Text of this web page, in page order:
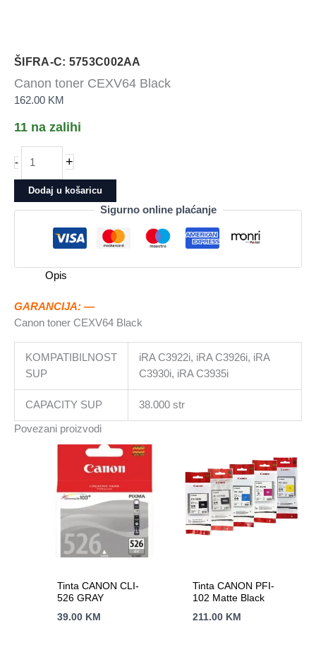
ŠIFRA-C: 5753C002AA
Canon toner CEXV64 Black
162.00 KM
11 na zalihi
-
toner
CEXV64
Black
+
Dodaj u košaricu
Sigurno online plaćanje
Opis
GARANCIJA: —
Canon toner CEXV64 Black
KOMPATIBILNOST
SUP
iRA C3922i, iRA C3926i, iRA
C3930i, iRA C3935i
CAPACITY SUP 38.000 str
Povezani proizvodi
Tinta CANON CLI-
526 GRAY
39.00 KM
Tinta CANON PFI-
102 Matte Black
211.00 KM